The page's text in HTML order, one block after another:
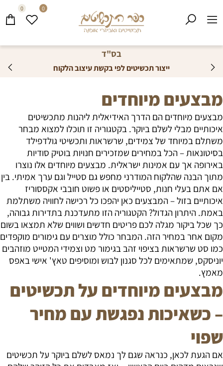
בס"ד
ייצור תכשיטים לפי בקשת עיצוב הלקוח
0 0
מבצעים מיוחדים
מבצעים מיוחדים הם הדרך האידיאלית ליהנות מתכשיטים
איכותיים מבלי לשלם ביוקר. בקטגוריה זו תוכלו למצוא מבחר
משתלם במיוחד של צמידים, שרשראות ותכשיטי גולדפילד
בסיטונאות – הכל במחירים שמזכירים חנויות בוטיק סודיות
באירופה אך עם אמינות ישראלית. מבצעים מיוחדים אלו נוצרו
מתוך הבנה שהלקוח המודרני מחפש גם סטייל וגם ערך אמיתי. בין
אם אתם בעלי חנות, סטייליסטים או פשוט חובבי אקססוריז
איכותיים בזול – המבצעים כאן יהפכו כל רכישה לחוויה משתלמת
באמת. היתרון הגדול? הקטגוריה הזו מתעדכנת בתדירות גבוהה,
כך שכל ביקור מגלה לכם פריטים חדשים ושווים שלא תמצאו בשום
מקום אחר במחיר הזה. המבחר כולל מוצרים עם גימורים מוקפדים
כמו סט שרשראות בציפוי זהב בגימור מט וצמידי המטייט מוזהבים
יוניסקס, שמתאימים לכל סגנון לבוש ומוסיפים טאץ' אישי באפס
מאמץ.
מבצעים מיוחדים על תכשיטים
– כשאיכות נפגשת עם מחיר
שפוי
אם הגעת לכאן, כנראה שגם לך נמאס לשלם ביוקר על תכשיטים